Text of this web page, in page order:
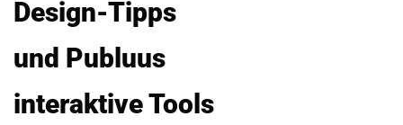
Design-Tipps
und Publuus
interaktive Tools